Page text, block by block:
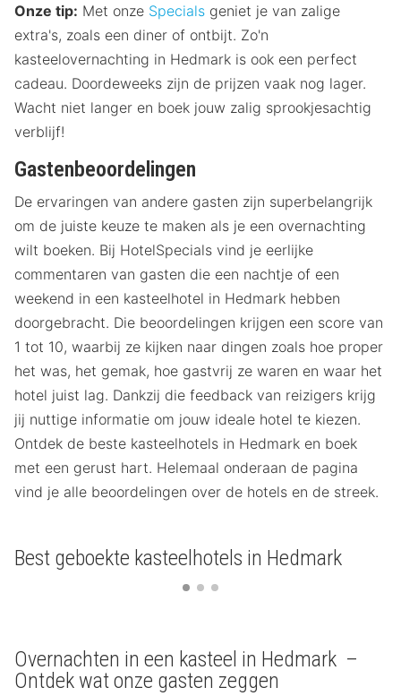
Onze tip: Met onze Specials geniet je van zalige
extra's, zoals een diner of ontbijt. Zo'n
kasteelovernachting in Hedmark is ook een perfect
cadeau. Doordeweeks zijn de prijzen vaak nog lager.
Wacht niet langer en boek jouw zalig sprookjesachtig
verblijf!
Gastenbeoordelingen
De ervaringen van andere gasten zijn superbelangrijk
om de juiste keuze te maken als je een overnachting
wilt boeken. Bij HotelSpecials vind je eerlijke
commentaren van gasten die een nachtje of een
weekend in een kasteelhotel in Hedmark hebben
doorgebracht. Die beoordelingen krijgen een score van
1 tot 10, waarbij ze kijken naar dingen zoals hoe proper
het was, het gemak, hoe gastvrij ze waren en waar het
hotel juist lag. Dankzij die feedback van reizigers krijg
jij nuttige informatie om jouw ideale hotel te kiezen.
Ontdek de beste kasteelhotels in Hedmark en boek
met een gerust hart. Helemaal onderaan de pagina
vind je alle beoordelingen over de hotels en de streek.
Best geboekte kasteelhotels in Hedmark
Overnachten in een kasteel in Hedmark –
Ontdek wat onze gasten zeggen